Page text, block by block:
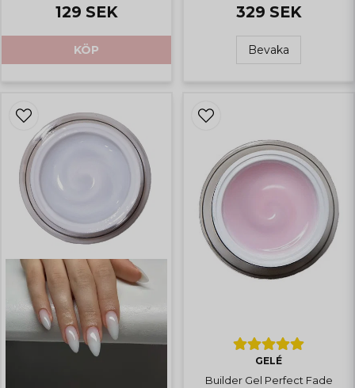
129 SEK
KÖP
329 SEK
Bevaka
GELÉ
Builder Gel Perfect Fade